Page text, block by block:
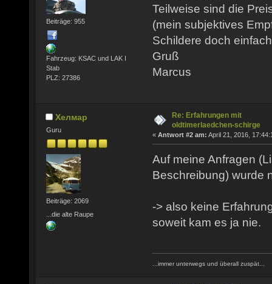
Beiträge: 955
Fahrzeug: KSAC und LAK I
Stab
PLZ: 27386
Teilweise sind die
(mein subjektives
Schildere doch
Gruß
Marcus
Хелмар
Guru
Beiträge: 2069
...die alte Raupe
Re: Erfahrungen mit
oldtimerlaedchen-schirge
« Antwort #2 am: April 21, 2016,
Auf meine Anfragen
Beschreibung) wurde
-> also keine
soweit kam es ja nie.
...immer unterwegs und überall zuspät...